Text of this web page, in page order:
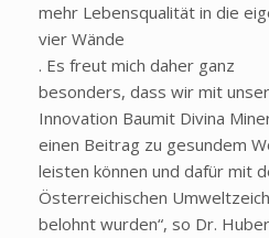
mehr Lebensqualität in die
vier Wände
. Es freut mich daher ganz
besonders, dass wir mit
Innovation Baumit Divina
einen Beitrag zu gesundem
leisten können und dafür mit
Österreichischen
belohnt wurden“, so Dr.